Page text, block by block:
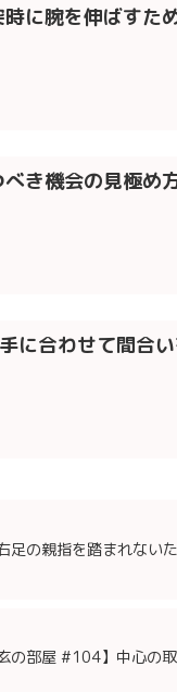
に腕を伸ばすた
き機会の見極め
に合わせて間合
足の親指を踏まれない
玄の部屋 #104】中心の